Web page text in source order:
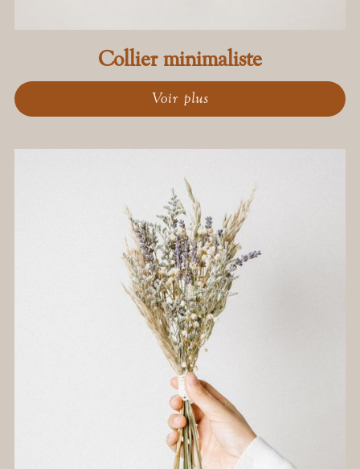
Collier minimaliste
Voir plus